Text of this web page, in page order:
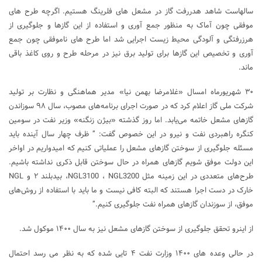
سالهاست شاهد هدررفت گاز در مشعل های فلرینگ هستیم. اگرچه طرح های
موفقی چون آماک به منظور جمع آوری و استفاده از این گازها و جلوگیری از
هرزرفتگی و آلودگی محیط زیست اجرایی شد اما طرح های ناموفقی چون جمع
آوری و تخصیص این گازها برای تولید برق نیز در مرحله طرح و روی کاغذ باقی
ماند.
۳۰ شهریورماه امسال «غلامرضا بهمن نیا» مدیر هماهنگی و نظارت بر تولید
شرکت ملی گاز اعلام کرد که در صورت اجرای برنامه‌های مصوب، سال ۹۸ سوزاندن
گازهای مشعل خاتمه می‌یابد. اما روز گذشته «بیژن زنگنه» وزیر نفت در سومین
کنگره راهبردی نفت و نیرو در این خصوص گفت: ” ظرف چهار سال آینده باید
مسئله جلوگیری از سوختن گازهای مشعل را عملیاتی کنیم که امیدواریم در اواخر
این دولت موفق شویم گازهای همراه در حال سوختن قابل ذکری نداشته باشیم.
طرح‌های متعددی در این زمینه مثل NGL3100 ، NGL3200، بیدبلند ۲ و NGL
خارک در دست اجرا هستند که البته کافی نیست و ما باید با استفاده از روش‌های
موفق، از سوزندان گازهای همراه نفت جلوگیری کنیم.”
از اینرو تحقق جلوگیری از سوختن گازهای مشعل نیز به سال ۱۴۰۰ موکول شد.
در حالی وعده های ۱۴۰۰ وزارت نفت ۴ تایی شده که به نظر می رسد احتمال